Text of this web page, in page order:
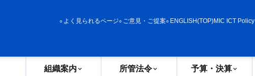
よく見られるページ ご意見・ご提案 ENGLISH(TOP)MIC ICT Policy
組織案内 所管法令 予算・決算